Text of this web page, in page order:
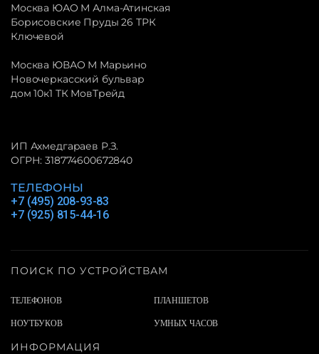
Москва ЮАО М Алма-Атинская
Борисовские Пруды 26 ТРК
Ключевой
Москва ЮВАО М Марьино
Новочеркасский бульвар
дом 10к1 ТК МовТрейд
ИП Ахмедгараев Р.З.
ОГРН: 318774600672840
ТЕЛЕФОНЫ
+7 (495) 208-93-83
+7 (925) 815-44-16
ПОИСК ПО УСТРОЙСТВАМ
ТЕЛЕФОНОВ ПЛАНШЕТОВ
НОУТБУКОВ УМНЫХ ЧАСОВ
ИНФОРМАЦИЯ